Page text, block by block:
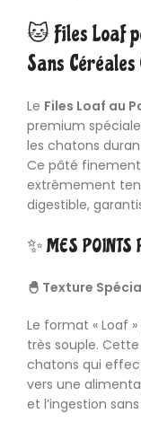
🐱 Files Loaf
Sans Céréales
Le Files Loaf au
premium
les chatons
Ce pâté
extrêmement
digestible,
✨ MES
🐣 Texture
Le format « Loaf
très souple.
chatons qui
vers une
et l’ingestion